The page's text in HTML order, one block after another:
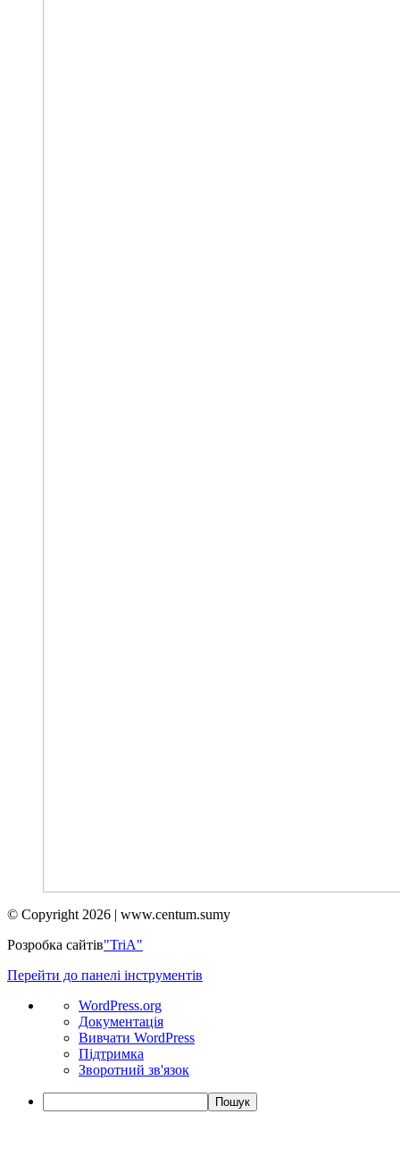
© Copyright 2026 | www.centum.sumy
Розробка сайтів"TriA"
Перейти до панелі інструментів
Про
WordPress
WordPress.org
Документація
Вивчати WordPress
Підтримка
Зворотний зв'язок
Пошук